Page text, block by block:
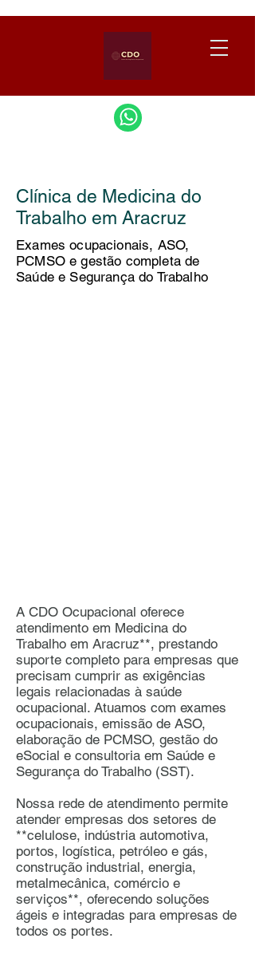
Clínica de Medicina do
Trabalho em Aracruz
Exames ocupacionais, ASO,
PCMSO e gestão completa de
Saúde e Segurança do Trabalho
A CDO Ocupacional oferece
atendimento em Medicina do
Trabalho em Aracruz**, prestando
suporte completo para empresas que
precisam cumprir as exigências
legais relacionadas à saúde
ocupacional. Atuamos com exames
ocupacionais, emissão de ASO,
elaboração de PCMSO, gestão do
eSocial e consultoria em Saúde e
Segurança do Trabalho (SST).
Nossa rede de atendimento permite
atender empresas dos setores de
**celulose, indústria automotiva,
portos, logística, petróleo e gás,
construção industrial, energia,
metalmecânica, comércio e
serviços**, oferecendo soluções
ágeis e integradas para empresas de
todos os portes.